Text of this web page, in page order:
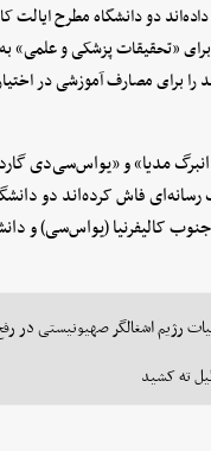
دو دانشگاه مطرح ایالت
«تحقیقات پزشکی و علمی»
را برای مصارف آموزشی در
مدیا» و «یو‌اس‌سی‌دی
فاش کرده‌اند دو
کالیفرنیا (یو‌اس‌سی) و
ته کشید